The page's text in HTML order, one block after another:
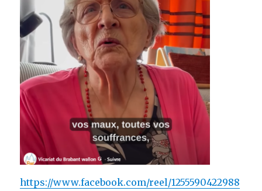
https://www.facebook.com/reel/1255590422988